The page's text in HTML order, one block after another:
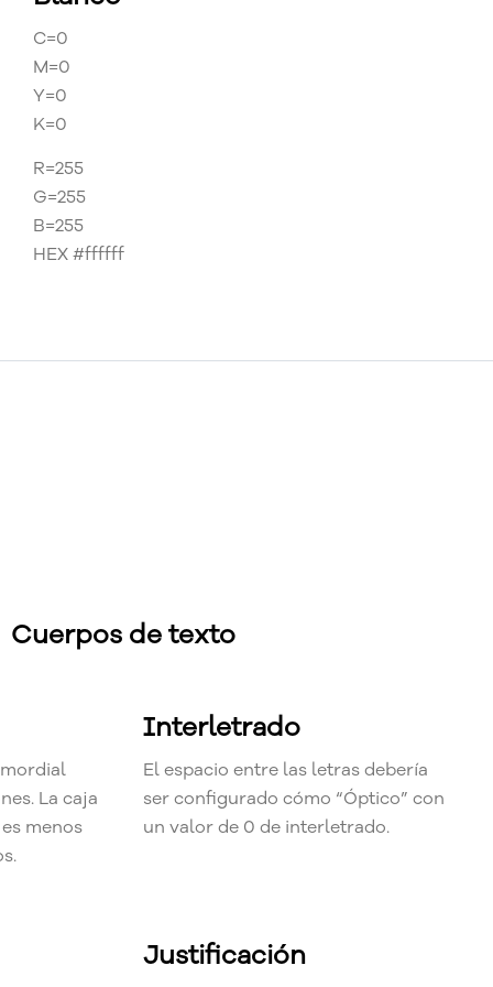
C=0
M=0
Y=0
K=0
R=255
G=255
B=255
HEX #ffffff
Cuerpos de texto
La caja
menos
Interletrado
El espacio entre las letras debería
ser configurado cómo “Óptico” con
un valor de 0 de interletrado.
Justificación